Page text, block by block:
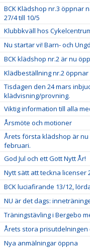
BCK Klädshop nr.3 öppnar
27/4 till 10/5
Klubbkväll hos
Nu startar vi! Barn- och
BCK klädshop nr.2 är nu
Klädbeställning nr.2 öppnar
Tisdagen den 24 mars
klädvisning/provning.
Viktig information till alla
Årsmöte och motioner
Årets första klädshop är nu
februari.
God Jul och ett Gott Nytt År!
Nytt sätt att teckna licenser
BCK luciafirande 13/12,
NU är det dags:
Träningstävling i Bergebo
Årets stora prisutdelningen
Nya anmälningar öppna